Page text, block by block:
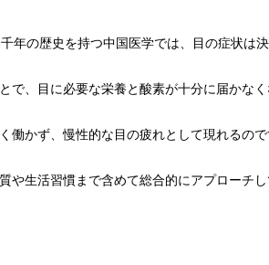
年の歴史を持つ中国医学では、目の症状は
、目に必要な栄養と酸素が十分に届かな
かず、慢性的な目の疲れとして現れるの
生活習慣まで含めて総合的にアプローチし